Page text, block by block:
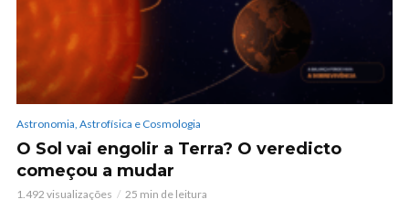
Astronomia, Astrofísica e Cosmologia
O Sol vai engolir a Terra? O veredicto
começou a mudar
1.492 visualizações 25 min de leitura